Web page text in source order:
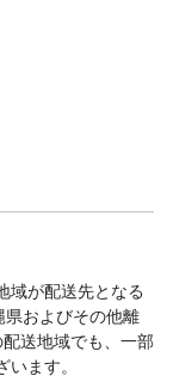
域が配送先となる
およびその他離
送地域でも、一部
ます。